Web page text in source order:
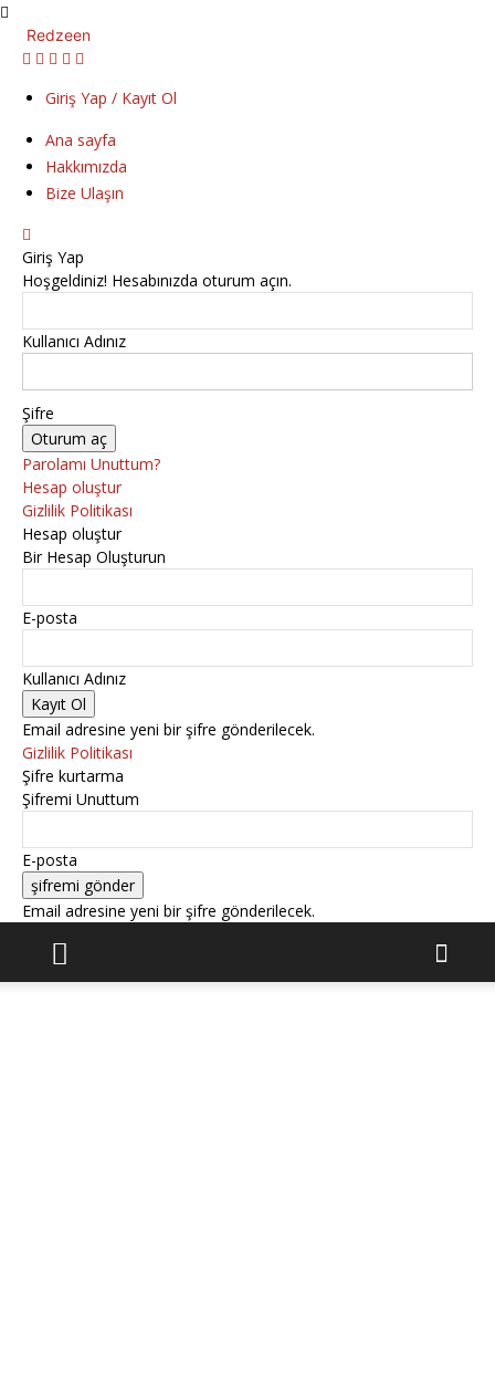
Redzeen
Giriş Yap / Kayıt Ol
Ana sayfa
Hakkımızda
Bize Ulaşın
Giriş Yap
Hoşgeldiniz! Hesabınızda oturum açın.
Kullanıcı Adınız
Şifre
Parolamı Unuttum?
Hesap oluştur
Gizlilik Politikası
Hesap oluştur
Bir Hesap Oluşturun
E-posta
Kullanıcı Adınız
Email adresine yeni bir şifre gönderilecek.
Gizlilik Politikası
Şifre kurtarma
Şifremi Unuttum
E-posta
Email adresine yeni bir şifre gönderilecek.